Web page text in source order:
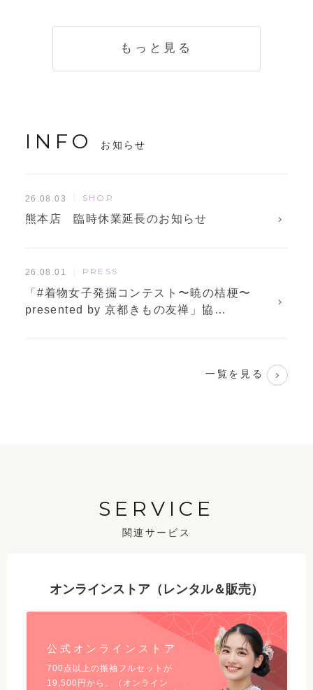
もっと見る
INFO お知らせ
26.08.03 SHOP
熊本店 臨時休業延長のお知らせ
26.08.01 PRESS
「#着物女子発掘コンテスト〜暁の桔梗〜
presented by 京都きもの友禅」協…
一覧を見る
SERVICE
関連サービス
オンラインストア（レンタル＆販売）
公式オンラインストア
700点以上の振袖フルセットが
19,500 円から。（オンライン